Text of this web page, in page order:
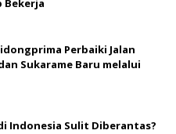
Perbaiki Jalan
Sukarame Baru melalui
Indonesia Sulit Diberantas?